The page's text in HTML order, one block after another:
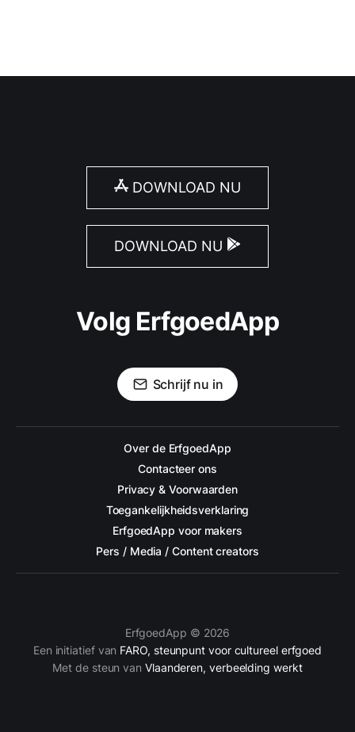
DOWNLOAD NU
DOWNLOAD NU
Volg ErfgoedApp
Schrijf nu in
Over de ErfgoedApp
Contacteer ons
Privacy & Voorwaarden
Toegankelijkheidsverklaring
ErfgoedApp voor makers
Pers / Media / Content creators
ErfgoedApp © 2026
Een initiatief van FARO, steunpunt voor cultureel erfgoed
Met de steun van Vlaanderen, verbeelding werkt